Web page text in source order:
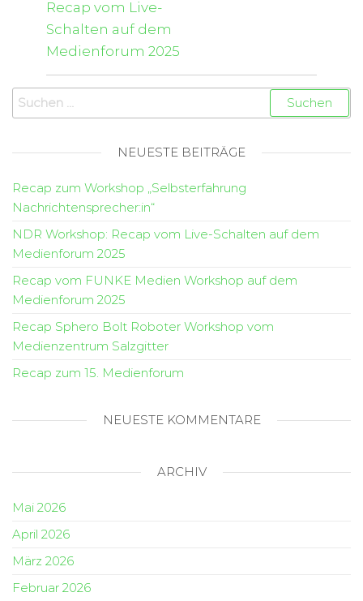
Recap vom Live-
Schalten auf dem
Medienforum 2025
NEUESTE BEITRÄGE
Recap zum Workshop „Selbsterfahrung
Nachrichtensprecher:in“
NDR Workshop: Recap vom Live-Schalten auf dem
Medienforum 2025
Recap vom FUNKE Medien Workshop auf dem
Medienforum 2025
Recap Sphero Bolt Roboter Workshop vom
Medienzentrum Salzgitter
Recap zum 15. Medienforum
NEUESTE KOMMENTARE
ARCHIV
Mai 2026
April 2026
März 2026
Februar 2026